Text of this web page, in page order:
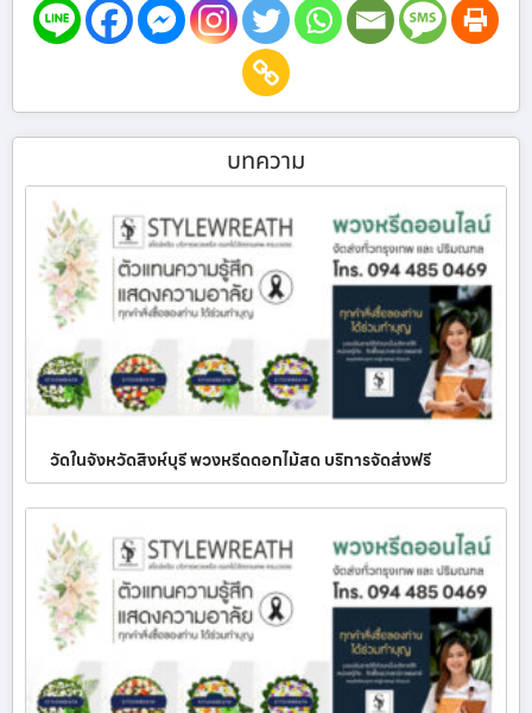
บทความ
วัดในจังหวัดสิงห์บุรี พวงหรีดดอกไม้สด บริการจัดส่งฟรี